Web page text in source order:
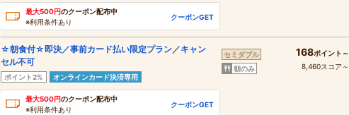
最大500円のクーポン配布中
※利用条件あり
クーポンGET
☆朝食付☆即決／事前カード払い限定プラン／キャン
セル不可
ポイント2% オンラインカード決済専用
最大500円のクーポン配布中
※利用条件あり
クーポンGET
セミダブル
朝のみ
168ポイント～
8,460スコア～